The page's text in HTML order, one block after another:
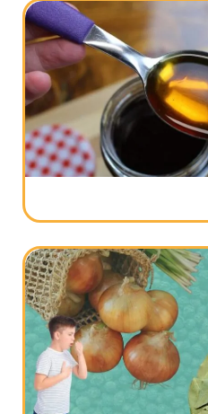
Ruzmarinova voda
pravi
Sirup za kašalj –
od